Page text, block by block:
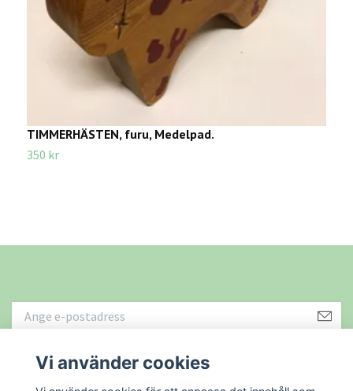
TIMMERHÄSTEN, furu, Medelpad.
350 kr
Vi använder cookies